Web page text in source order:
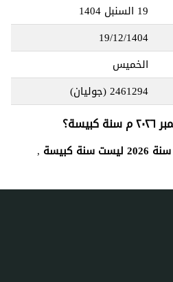
19 السنبل 1404
19/12/1404
الخميس
2461294(جوليان)
سنة 2026 ليست سنة كبيسة ,